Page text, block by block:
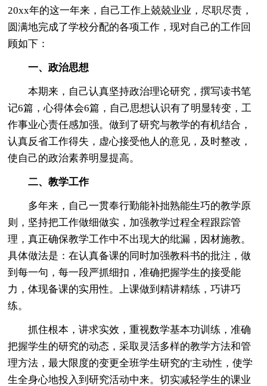
20xx年的这一年来，自己工作上兢兢业业，尽职尽责，
圆满地完成了学校分配的各项工作，现对自己的工作回
顾如下：
一、政治思想
本期来，自己认真坚持政治理论研究，撰写读书笔
记6篇，心得体会6篇，自己思想认识有了明显转变，工
作事业心责任感加强。做到了研究与教学的有机结合，
认真反省工作得失，虚心接受他人的意见，及时整改，
使自己的政治素养明显提高。
二、教学工作
多年来，自己一贯奉行勤能补拙熟能生巧的教学原
则，坚持把工作做细做实，加强教学过程全程跟踪管
理，真正确保教学工作中不出现大的纰漏，因材施教。
具体做法是：在认真备课的同时加强教科书的批注，做
到每一句，每一段严抓细扣，准确把握学生的接受能
力，体现备课的实用性。上课做到精讲精练，巧讲巧
练。
抓住根本，讲求实效，重视数学基本功训练，准确
把握学生的研究的动态，采取灵活多样的教学方法和管
理方法，最大限度的变更全班学生研究的'主动性，使学
生全身心地投入到研究活动中来。切实减轻学生的课业